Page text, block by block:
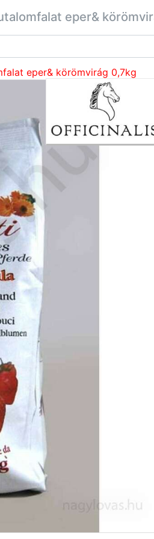
eper&
eper& körömvirág 0,7kg